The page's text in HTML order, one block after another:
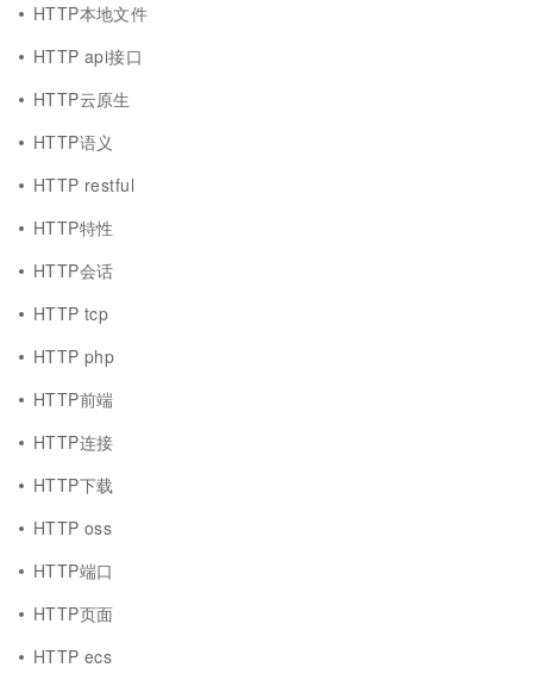
HTTP本地文件
HTTP api接口
HTTP云原生
HTTP语义
HTTP restful
HTTP特性
HTTP会话
HTTP tcp
HTTP php
HTTP前端
HTTP连接
HTTP下载
HTTP oss
HTTP端口
HTTP页面
HTTP ecs